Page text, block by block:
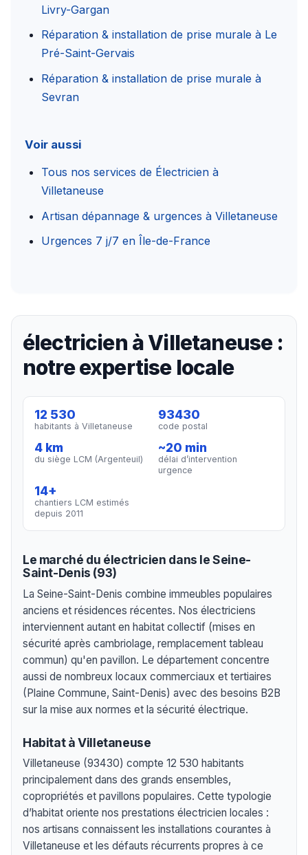
Livry-Gargan
Réparation & installation de prise murale à Le
Pré-Saint-Gervais
Réparation & installation de prise murale à
Sevran
Voir aussi
Tous nos services de Électricien à
Villetaneuse
Artisan dépannage & urgences à Villetaneuse
Urgences 7 j/7 en Île-de-France
électricien à Villetaneuse :
notre expertise locale
12 530
habitants à Villetaneuse
93430
code postal
4 km
du siège LCM (Argenteuil)
~20 min
délai d’intervention
urgence
14+
chantiers LCM estimés
depuis 2011
Le marché du électricien dans le Seine-
Saint-Denis (93)
La Seine-Saint-Denis combine immeubles populaires
anciens et résidences récentes. Nos électriciens
interviennent autant en habitat collectif (mises en
sécurité après cambriolage, remplacement tableau
commun) qu'en pavillon. Le département concentre
aussi de nombreux locaux commerciaux et tertiaires
(Plaine Commune, Saint-Denis) avec des besoins B2B
sur la mise aux normes et la sécurité électrique.
Habitat à Villetaneuse
Villetaneuse (93430) compte 12 530 habitants
principalement dans des grands ensembles,
copropriétés et pavillons populaires. Cette typologie
d’habitat oriente nos prestations électricien locales :
nos artisans connaissent les installations courantes à
Villetaneuse et les défauts récurrents propres à ce